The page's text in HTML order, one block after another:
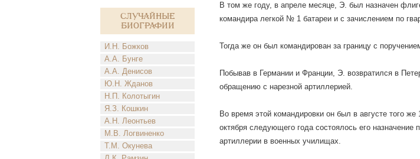
Случайные
биографии
И.Н. Божков
А.А. Бунге
А.А. Денисов
Ю.Н. Жданов
Н.П. Колотыгин
Я.З. Кошкин
А.Н. Леонтьев
М.В. Логвиненко
Т.М. Окунева
В том же году, в апреле месяце, Э. был назначен
командира легкой № 1 батареи и с зачислением по
Тогда же он был командирован за границу с
Побывав в Германии и Франции, Э. возвратился в
обращению с нарезной артиллерией.
Во время этой командировки он был в августе того
октября следующего года состоялось его
артиллерии в военных училищах.